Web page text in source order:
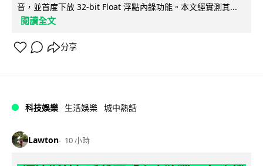
音，並首度下放 32-bit Float 浮點內錄功能。本文經實測其...
閱讀全文
分享
科技娛樂 生活娛樂 城中熱話
Lawton 10 小時